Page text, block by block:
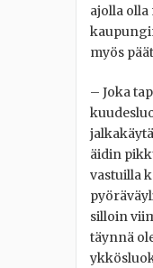
ajolla
myös
– Joka
äidin
vastuilla
silloin
täynnä